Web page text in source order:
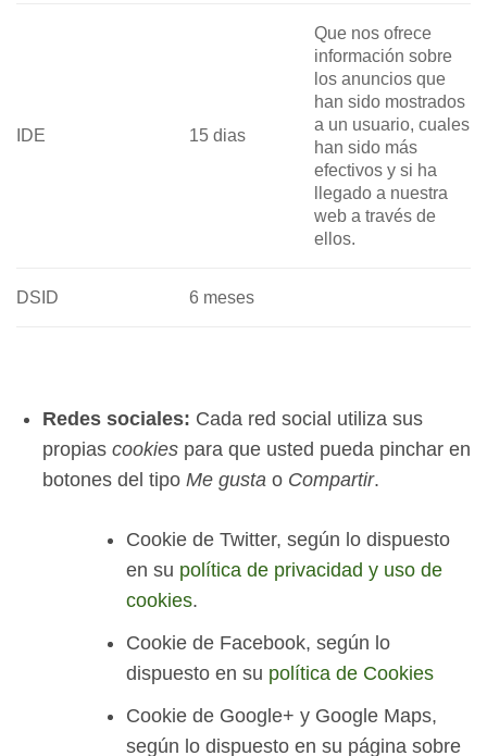
IDE 15 dias
Que nos ofrece
información sobre
los anuncios que
han sido mostrados
a un usuario, cuales
han sido más
efectivos y si ha
llegado a nuestra
web a través de
ellos.
DSID 6 meses
Redes sociales: Cada red social utiliza sus
propias cookiespara que usted pueda pinchar en
botones del tipo Me gusta o Compartir.
Cookie de Twitter, según lo dispuesto
en su política de privacidad y uso de
cookies.
Cookie de Facebook, según lo
dispuesto en su política de Cookies
Cookie de Google+ y Google Maps,
según lo dispuesto en su página sobre